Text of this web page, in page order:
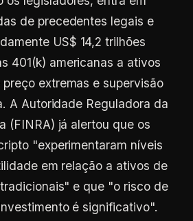
de precedentes legais e
US$ 14,2 trilhões
401(k) americanas a ativos
extremas e supervisão
A Autoridade Reguladora da
(FINRA) já alertou que os
"experimentaram níveis
em relação a ativos de
e que "o risco de
é significativo".